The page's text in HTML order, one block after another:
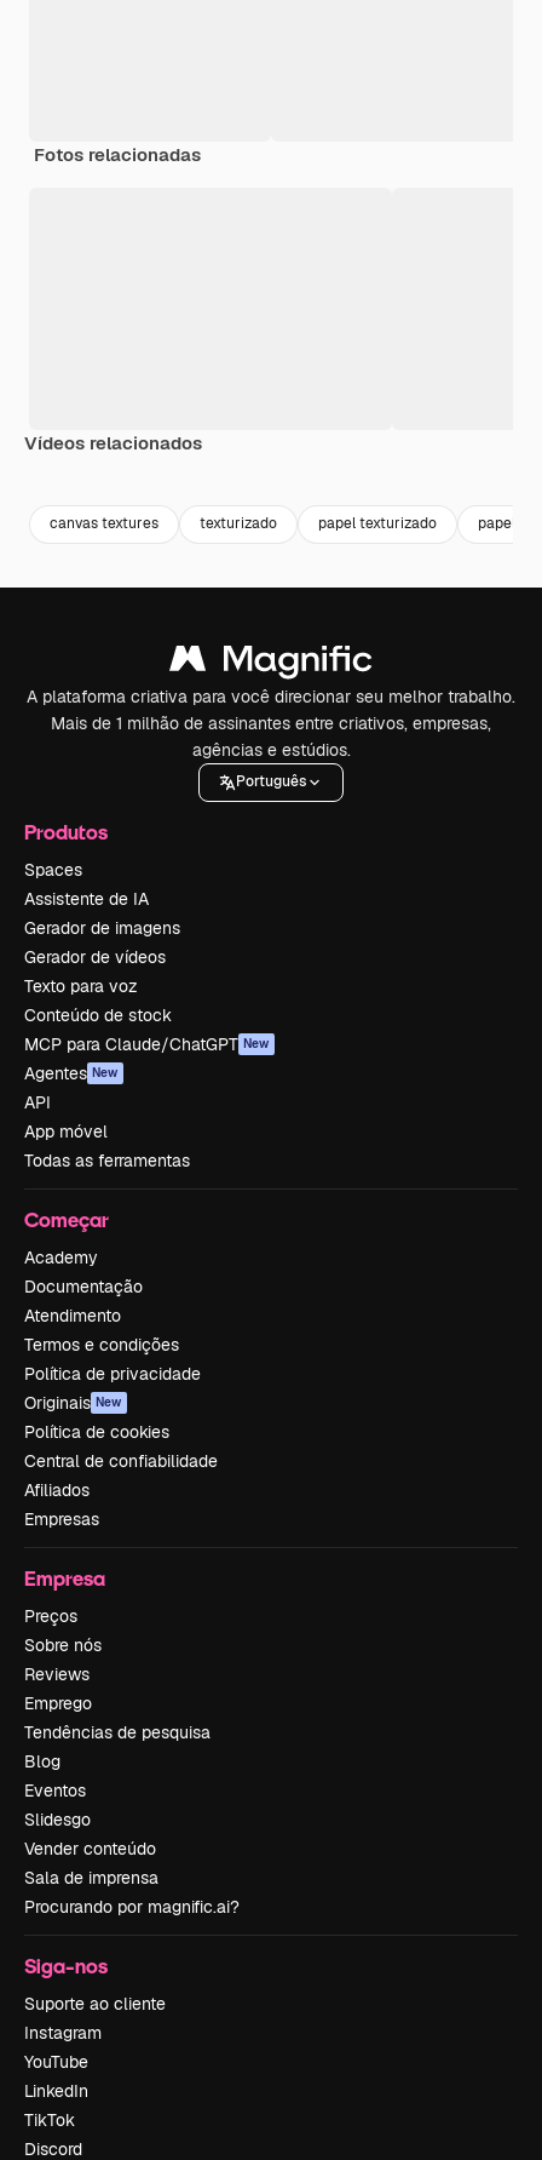
Fotos relacionadas
Vídeos relacionados
canvas textures texturizado papel texturizado papel
A plataforma criativa para você direcionar seu melhor trabalho.
Mais de 1 milhão de assinantes entre criativos, empresas,
agências e estúdios.
Português
Produtos
Spaces
Assistente de IA
Gerador de imagens
Gerador de vídeos
Texto para voz
Conteúdo de stock
MCP para Claude/ChatGPT New
Agentes New
API
App móvel
Todas as ferramentas
Começar
Academy
Documentação
Atendimento
Termos e condições
Política de privacidade
Originais New
Política de cookies
Central de confiabilidade
Afiliados
Empresas
Empresa
Preços
Sobre nós
Reviews
Emprego
Tendências de pesquisa
Blog
Eventos
Slidesgo
Vender conteúdo
Sala de imprensa
Procurando por magnific.ai?
Siga-nos
Suporte ao cliente
Instagram
YouTube
LinkedIn
TikTok
Discord